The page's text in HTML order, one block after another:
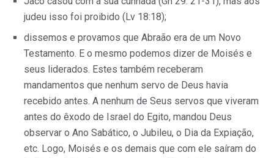
judeu isso foi proibido (Lv 18:18);
dissemos e provamos que Abraão era de um Novo
Testamento. E o mesmo podemos dizer de Moisés e
seus liderados. Estes também receberam
mandamentos que nenhum servo de Deus havia
recebido antes. A nenhum de Seus servos que viveram
antes do êxodo de Israel do Egito, mandou Deus
observar o Ano Sabático, o Jubileu, o Dia da Expiação,
etc. Logo, Moisés e os demais que com ele saíram do